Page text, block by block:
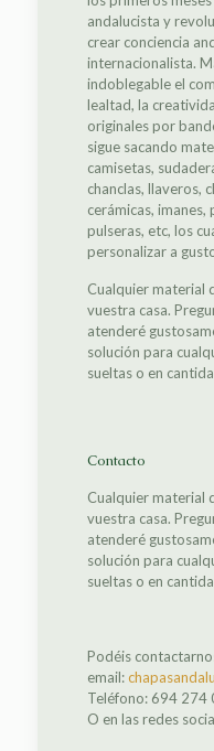
andalucista y
crear conciencia
internacionalista.
indoblegable el
lealtad, la
originales por
sigue sacando
camisetas,
chanclas, llaveros,
cerámicas, imanes,
pulseras, etc, los
personalizar a
Cualquier material
vuestra casa.
atenderé
solución para
sueltas o en
Contacto
Cualquier material
vuestra casa.
atenderé
solución para
sueltas o en
Podéis
email:
Teléfono: 694 274
O en las redes